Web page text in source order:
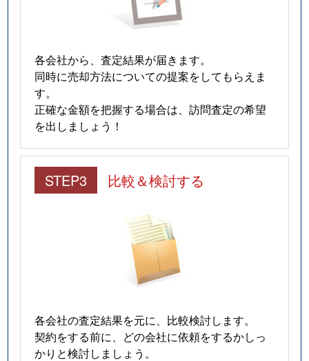
各会社から、査定結果が届きます。
同時に売却方法についての提案をしてもらえま
す。
正確な金額を把握する場合は、訪問査定の希望
を出しましょう！
STEP3 比較＆検討する
各会社の査定結果を元に、比較検討します。
契約をする前に、どの会社に依頼をするかしっ
かりと検討しましょう。